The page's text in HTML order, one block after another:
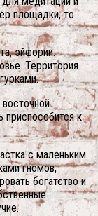
площадки, то
эйфории.
Территория
приспособится к
с маленьким
гномов,
богатство и